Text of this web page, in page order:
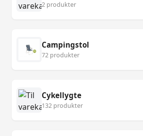
2 produkter
Campingstol
72 produkter
Cykellygte
132 produkter